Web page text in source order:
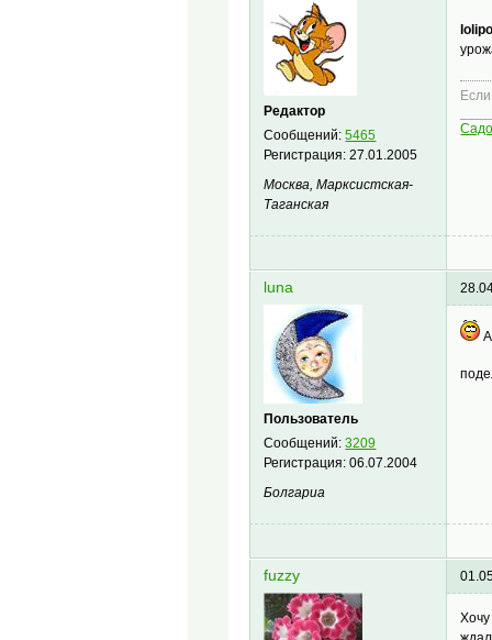
Редактор
Сообщений:5465
Регистрация:27.01.2005
Москва, Марксистская-
Таганская
luna
Пользователь
Сообщений:3209
Регистрация:06.07.2004
Болгариа
fuzzy